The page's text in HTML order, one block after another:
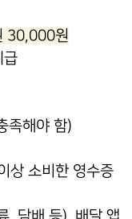
30,000원
족해야 함)
상 소비한 영수증